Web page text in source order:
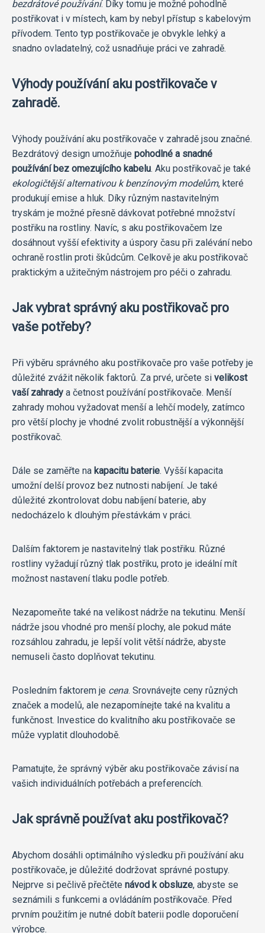
bezdrátové používání. Díky tomu je možné pohodlně
postřikovat i v místech, kam by nebyl přístup s kabelovým
přívodem. Tento typ postřikovače je obvykle lehký a
snadno ovladatelný, což usnadňuje práci ve zahradě.
Výhody používání aku postřikovače v
zahradě.
Výhody používání aku postřikovače v zahradě jsou značné.
Bezdrátový design umožňuje pohodlné a snadné
používání bez omezujícího kabelu. Aku postřikovač je také
ekologičtější alternativou k benzínovým modelům, které
produkují emise a hluk. Díky různým nastavitelným
tryskám je možné přesně dávkovat potřebné množství
postřiku na rostliny. Navíc, s aku postřikovačem lze
dosáhnout vyšší efektivity a úspory času při zalévání nebo
ochraně rostlin proti škůdcům. Celkově je aku postřikovač
praktickým a užitečným nástrojem pro péči o zahradu.
Jak vybrat správný aku postřikovač pro
vaše potřeby?
Při výběru správného aku postřikovače pro vaše potřeby je
důležité zvážit několik faktorů. Za prvé, určete si velikost
vaší zahrady a četnost používání postřikovače. Menší
zahrady mohou vyžadovat menší a lehčí modely, zatímco
pro větší plochy je vhodné zvolit robustnější a výkonnější
postřikovač.
Dále se zaměřte na kapacitu baterie. Vyšší kapacita
umožní delší provoz bez nutnosti nabíjení. Je také
důležité zkontrolovat dobu nabíjení baterie, aby
nedocházelo k dlouhým přestávkám v práci.
Dalším faktorem je nastavitelný tlak postřiku. Různé
rostliny vyžadují různý tlak postřiku, proto je ideální mít
možnost nastavení tlaku podle potřeb.
Nezapomeňte také na velikost nádrže na tekutinu. Menší
nádrže jsou vhodné pro menší plochy, ale pokud máte
rozsáhlou zahradu, je lepší volit větší nádrže, abyste
nemuseli často doplňovat tekutinu.
Posledním faktorem je cena. Srovnávejte ceny různých
značek a modelů, ale nezapomínejte také na kvalitu a
funkčnost. Investice do kvalitního aku postřikovače se
může vyplatit dlouhodobě.
Pamatujte, že správný výběr aku postřikovače závisí na
vašich individuálních potřebách a preferencích.
Jak správně používat aku postřikovač?
Abychom dosáhli optimálního výsledku při používání aku
postřikovače, je důležité dodržovat správné postupy.
Nejprve si pečlivě přečtěte návod k obsluze, abyste se
seznámili s funkcemi a ovládáním postřikovače. Před
prvním použitím je nutné dobít baterii podle doporučení
výrobce.